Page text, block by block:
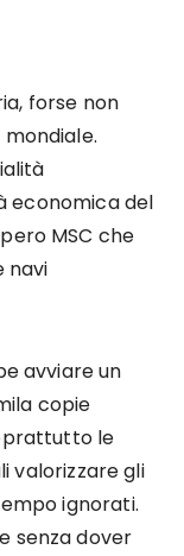
forse non
economica del
MSC che
navi
avviare un
copie
le
valorizzare gli
ignorati.
senza dover